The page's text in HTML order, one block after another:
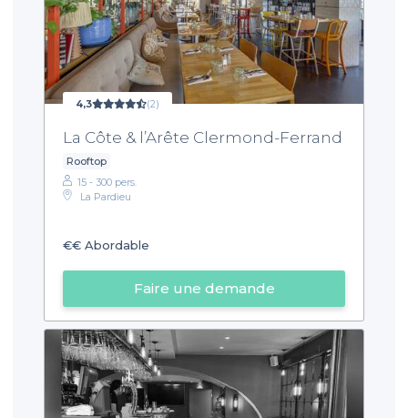
4,3 (2)
La Côte & l’Arête Clermond-Ferrand
Rooftop
15 - 300 pers.
La Pardieu
€€ Abordable
Faire une demande